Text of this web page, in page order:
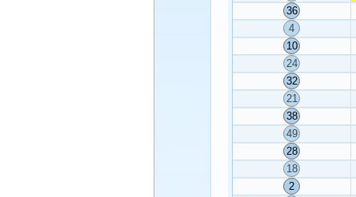
36
4
10
24
32
21
38
49
28
18
2